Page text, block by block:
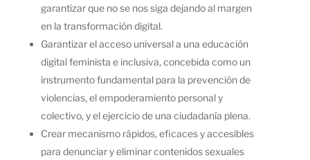
garantizar que no se nos siga dejando al margen
en la transformación digital.
Garantizar el acceso universal a una educación
digital feminista e inclusiva, concebida como un
instrumento fundamental para la prevención de
violencias, el empoderamiento personal y
colectivo, y el ejercicio de una ciudadanía plena.
Crear mecanismo rápidos, eficaces y accesibles
para denunciar y eliminar contenidos sexuales